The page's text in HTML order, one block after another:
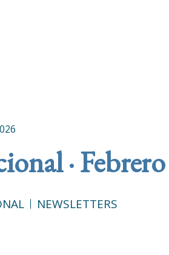
·
NEWSLETTERS